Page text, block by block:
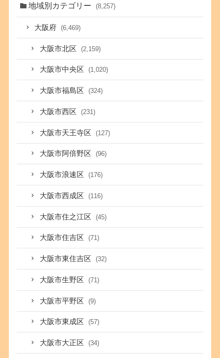
地域別カテゴリー (8,257)
大阪府 (6,469)
大阪市北区 (2,159)
大阪市中央区 (1,020)
大阪市福島区 (324)
大阪市西区 (231)
大阪市天王寺区 (127)
大阪市阿倍野区 (96)
大阪市浪速区 (176)
大阪市西成区 (116)
大阪市住之江区 (45)
大阪市住吉区 (71)
大阪市東住吉区 (32)
大阪市生野区 (71)
大阪市平野区 (9)
大阪市東成区 (57)
大阪市大正区 (34)